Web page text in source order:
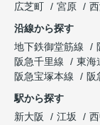
広芝町
宮原
沿線から探す
地下鉄御堂筋線
阪急千里線
東海
阪急宝塚本線
阪
駅から探す
新大阪
江坂